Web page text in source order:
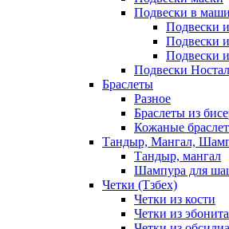
Подвески в
Подвески
Подвески
Подвески
Подвески
Браслеты
Разное
Браслеты из
Кожаные
Тандыр, Мангал,
Тандыр, мангал
Шампура для
Четки (Тзбех)
Четки из кости
Четки из эбонита